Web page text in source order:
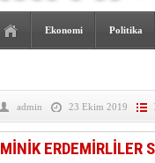
Ekonomi Politika
admin 23 Ekim 2019
MİNİK ERDEMİRLİLER